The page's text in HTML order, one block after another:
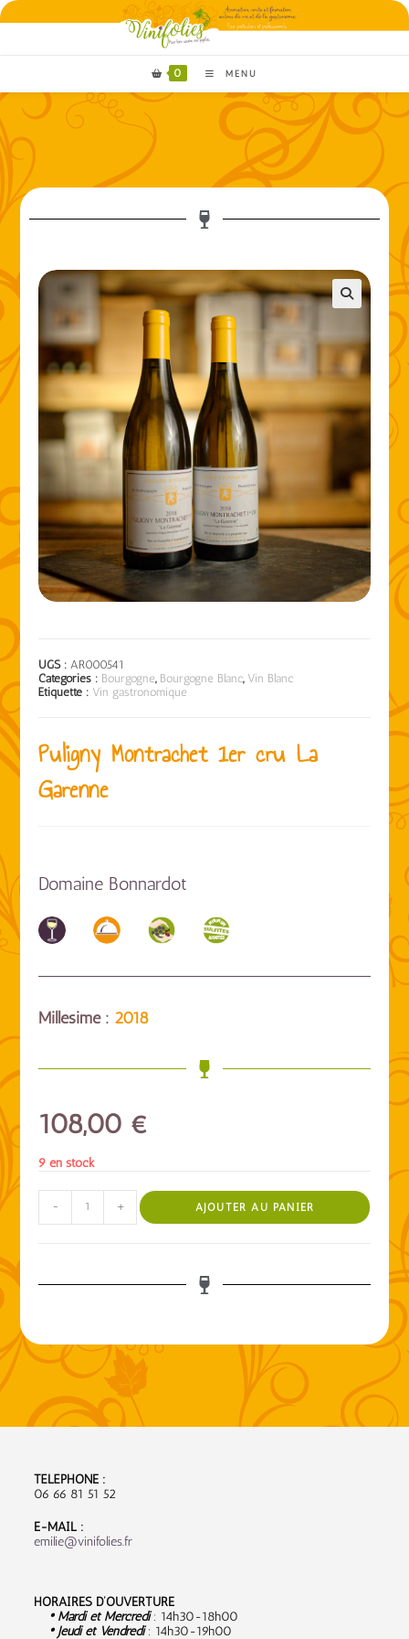
0 MENU
UGS : AR000541
Catégories : Bourgogne, Bourgogne Blanc, Vin Blanc
Étiquette : Vin gastronomique
Puligny Montrachet 1er cru La
Garenne
Domaine Bonnardot
Millésime : 2018
108,00 €
9 en stock
- + AJOUTER AU PANIER
TÉLÉPHONE :
06 66 81 51 52
E-MAIL :
emilie@vinifolies.fr
HORAIRES D’OUVERTURE
• Mardi et Mercredi: 14h30-18h00
• Jeudi et Vendredi: 14h30-19h00